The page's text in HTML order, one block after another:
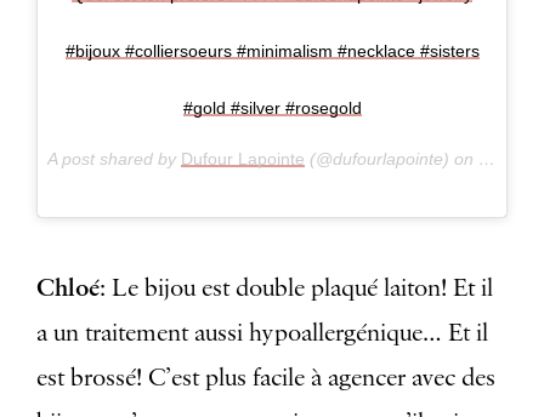
#bijoux #colliersoeurs #minimalism #necklace #sisters
#gold #silver #rosegold
A post shared by Dufour Lapointe (@dufourlapointe) on il y a 8
Chloé: Le bijou est double plaqué laiton! Et il
a un traitement aussi hypoallergénique… Et il
est brossé! C’est plus facile à agencer avec des